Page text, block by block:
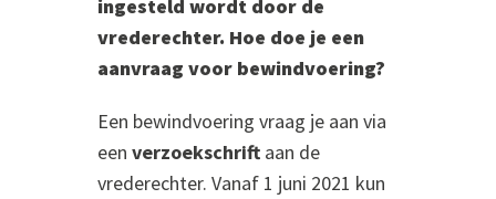
ingesteld wordt door de
vrederechter. Hoe doe je een
aanvraag voor bewindvoering?
Een bewindvoering vraag je aan via
een verzoekschrift aan de
vrederechter. Vanaf 1 juni 2021 kun